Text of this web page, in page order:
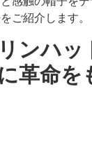
ご紹介します。
ンハッ
革命を